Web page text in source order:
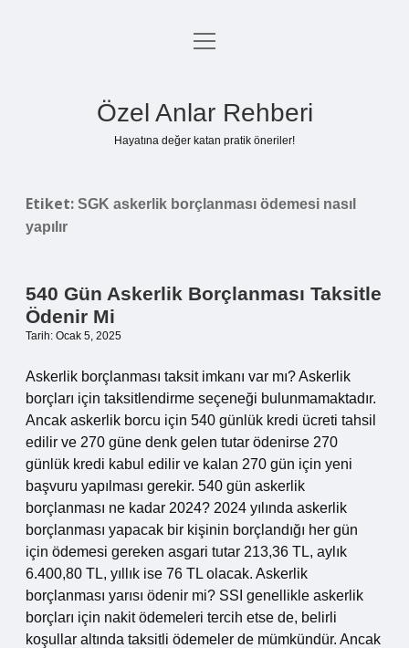
Anasayfa
menüyü
Özel Anlar Rehberi
Hayatına değer katan pratik öneriler!
Etiket: SGK askerlik borçlanması ödemesi nasıl
yapılır
540 Gün Askerlik Borçlanması Taksitle
Ödenir Mi
Tarih: Ocak 5, 2025
Askerlik borçlanması taksit imkanı var mı? Askerlik
borçları için taksitlendirme seçeneği bulunmamaktadır.
Ancak askerlik borcu için 540 günlük kredi ücreti tahsil
edilir ve 270 güne denk gelen tutar ödenirse 270
günlük kredi kabul edilir ve kalan 270 gün için yeni
başvuru yapılması gerekir. 540 gün askerlik
borçlanması ne kadar 2024? 2024 yılında askerlik
borçlanması yapacak bir kişinin borçlandığı her gün
için ödemesi gereken asgari tutar 213,36 TL, aylık
6.400,80 TL, yıllık ise 76 TL olacak. Askerlik
borçlanması yarısı ödenir mi? SSI genellikle askerlik
borçları için nakit ödemeleri tercih etse de, belirli
koşullar altında taksitli ödemeler de mümkündür. Ancak